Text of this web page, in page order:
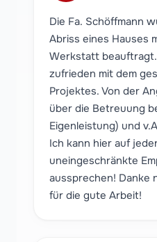
Die Fa. Schöffmann
Abriss eines Hauses
Werkstatt
zufrieden mit dem
Projektes. Von der
über die Betreuung
Eigenleistung) und
Ich kann hier auf
uneingeschränkte
aussprechen! Danke
für die gute Arbeit!